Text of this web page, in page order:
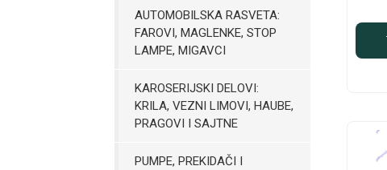
AUTOMOBILSKA RASVETA:
FAROVI, MAGLENKE, STOP
LAMPE, MIGAVCI
KAROSERIJSKI DELOVI:
KRILA, VEZNI LIMOVI, HAUBE,
PRAGOVI I SAJTNE
PUMPE, PREKIDAČI I